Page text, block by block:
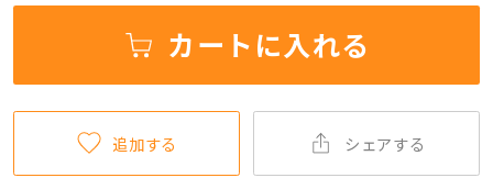
カートに入れる
追加する シェアする